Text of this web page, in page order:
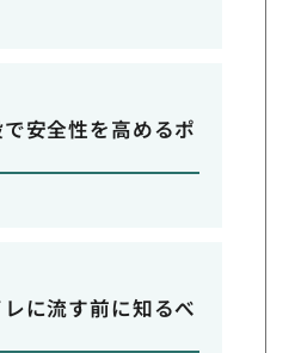
安全性を高めるポ
に流す前に知るべ